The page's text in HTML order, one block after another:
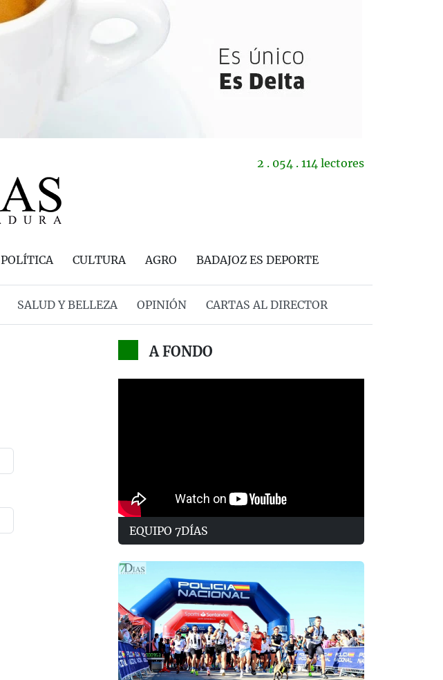
2 . 054 . 114 lectores
POLÍTICA CULTURA AGRO BADAJOZ ES DEPORTE
SALUD Y BELLEZA OPINIÓN CARTAS AL DIRECTOR
A FONDO
EQUIPO 7DÍAS